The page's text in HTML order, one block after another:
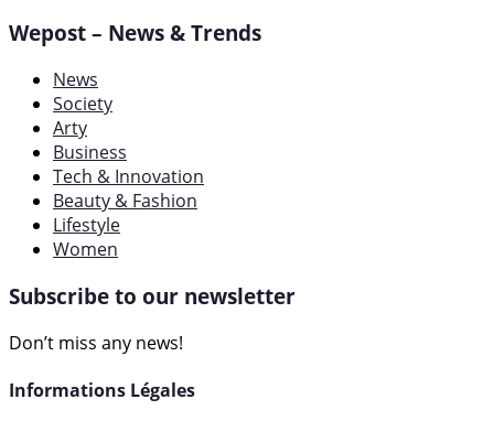
Wepost – News & Trends
News
Society
Arty
Business
Tech & Innovation
Beauty & Fashion
Lifestyle
Women
Subscribe to our newsletter
Don’t miss any news!
Informations Légales